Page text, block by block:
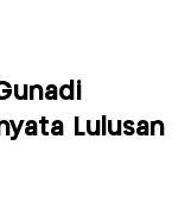
Lulusan